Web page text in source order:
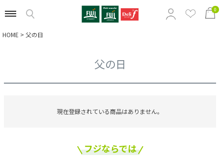
0
相手別のおすすめギフトから選ぶ
HOME 父の日
父の日
現在登録されている商品はありません。
フジならでは